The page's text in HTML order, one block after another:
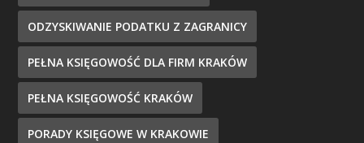
ODZYSKIWANIE PODATKU Z ZAGRANICY
PEŁNA KSIĘGOWOŚĆ DLA FIRM KRAKÓW
PEŁNA KSIĘGOWOŚĆ KRAKÓW
PORADY KSIĘGOWE W KRAKOWIE